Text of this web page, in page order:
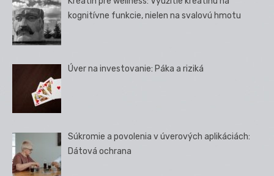
kognitívne funkcie, nielen na svalovú hmotu
Úver na investovanie: Páka a riziká
Súkromie a povolenia v úverových aplikáciách:
Dátová ochrana